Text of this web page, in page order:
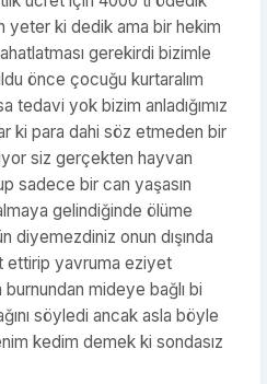
yeter ki dedik ama bir hekim
gerekirdi bizimle
önce çocuğu kurtaralım
tedavi yok bizim anladığımız
ki para dahi söz etmeden bir
siz gerçekten hayvan
sadece bir can yaşasın
gelindiğinde ölüme
diyemezdiniz onun dışında
ettirip yavruma eziyet
mideye bağlı bi
söyledi ancak asla böyle
kedim demek ki sondasız